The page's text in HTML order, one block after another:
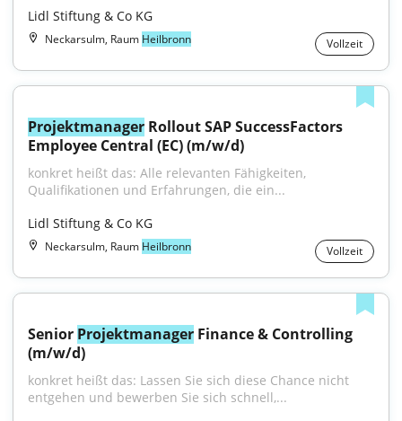
Lidl Stiftung & Co KG
Neckarsulm, Raum Heilbronn Vollzeit
Projektmanager Rollout SAP SuccessFactors
Employee Central (EC) (m/w/d)
konkret heißt das: Alle relevanten Fähigkeiten,
Qualifikationen und Erfahrungen, die ein...
Lidl Stiftung & Co KG
Neckarsulm, Raum Heilbronn Vollzeit
Senior Projektmanager Finance & Controlling
(m/w/d)
konkret heißt das: Lassen Sie sich diese Chance nicht
entgehen und bewerben Sie sich schnell,...